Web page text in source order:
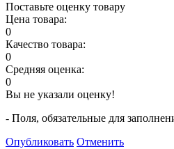
Поставьте оценку товару
Цена товара:
0
Качество товара:
0
Средняя оценка:
0
Вы не указали оценку!
- Поля, обязательные для
Опубликовать Отменить